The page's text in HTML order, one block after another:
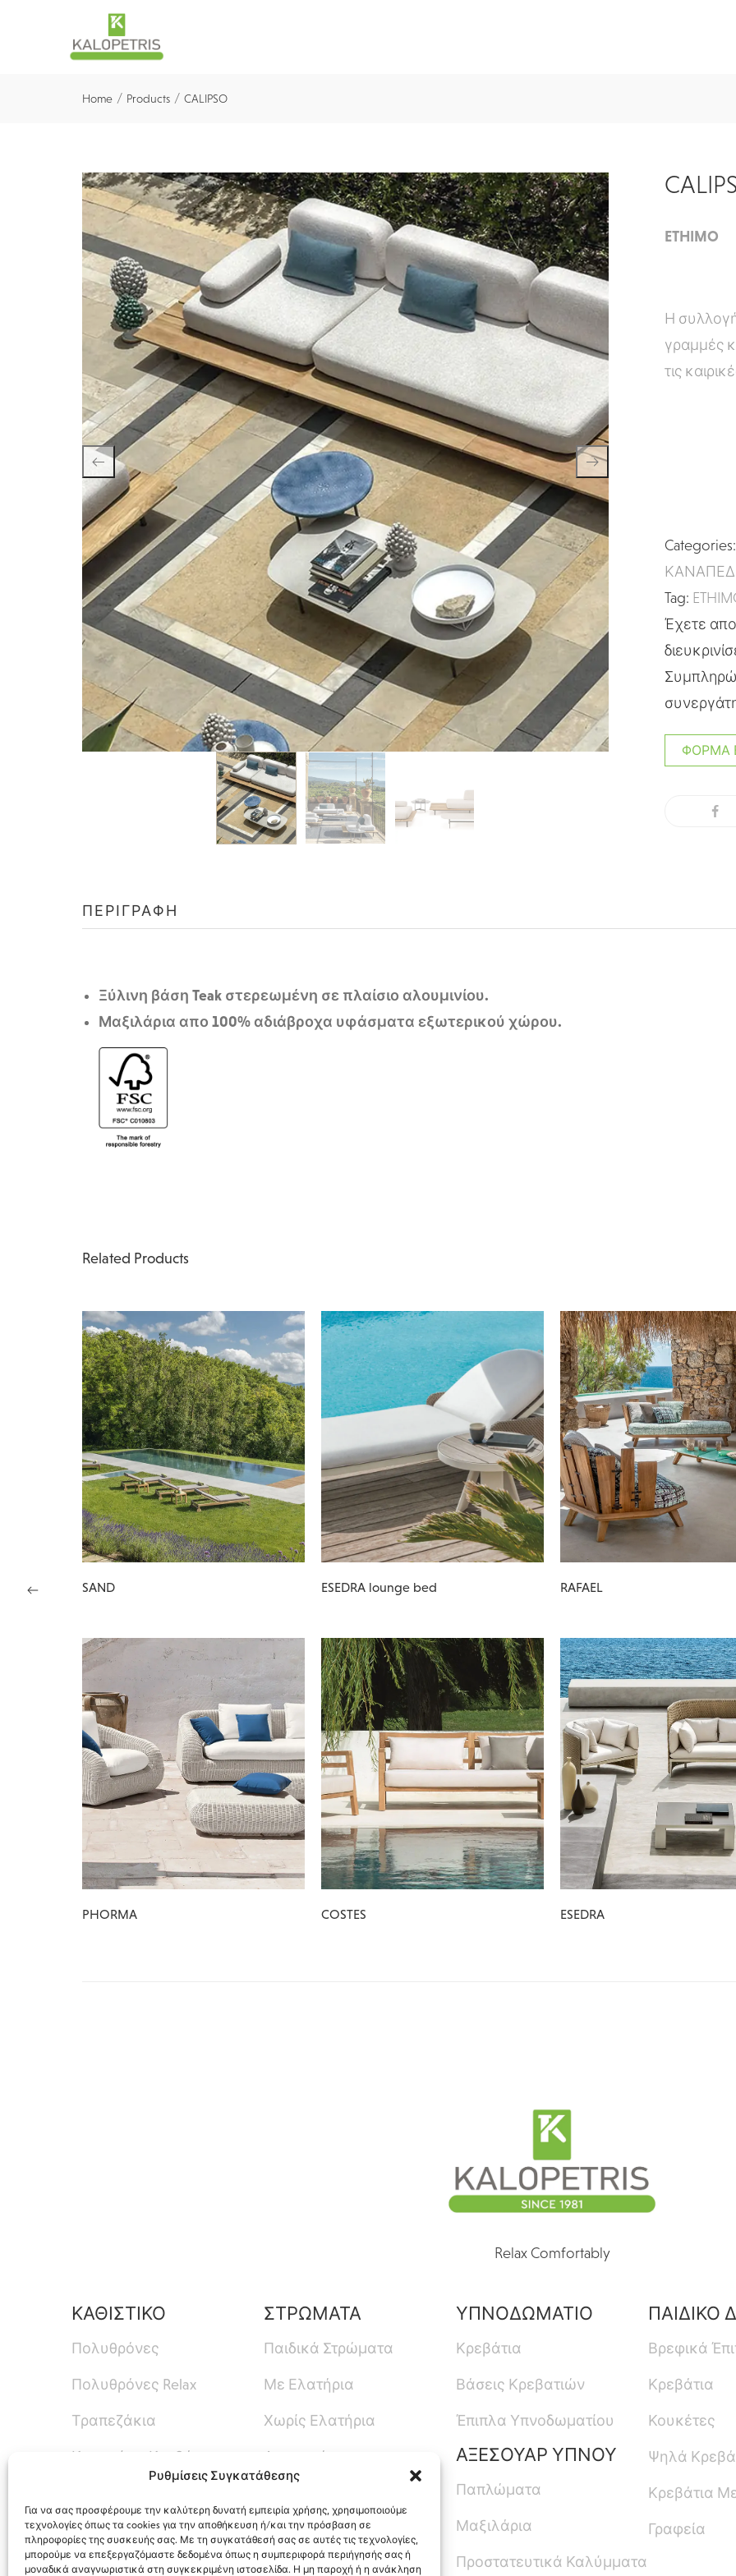
Ρυθμίσεις Συγκατάθεσης
Για να σας προσφέρουμε την καλύτερη δυνατή εμπειρία χρήσης, χρησιμοποιούμε
τεχνολογίες όπως τα cookies για την αποθήκευση ή/και την πρόσβαση σε
πληροφορίες της συσκευής σας. Με τη συγκατάθεσή σας σε αυτές τις τεχνολογίες,
μπορούμε να επεξεργαζόμαστε δεδομένα όπως η συμπεριφορά περιήγησής σας ή
μοναδικά αναγνωριστικά στη συγκεκριμένη ιστοσελίδα. Η μη παροχή ή η ανάκληση
Home / Products / CALIPSO
ETHIMO
Η συλλογή
γραμμές
τις
Categories:
Tag:
Έχετε
ΦΌΡΜΑ
ΠΕΡΙΓΡΑΦΉ
Ξύλινη βάση Teak στερεωμένη σε πλαίσιο αλουμινίου.
Μαξιλάρια απο 100% αδιάβροχα υφάσματα εξωτερικού χώρου.
Related Products
SAND ESEDRA lounge bed RAFAEL
PHORMA COSTES ESEDRA
Relax Comfortably
ΚΑΘΙΣΤΙΚΟ
Πολυθρόνες
Πολυθρόνες Relax
Τραπεζάκια
Καναπές – Κρεβάτι
ΣΤΡΩΜΑΤΑ
Παιδικά Στρώματα
Με Ελατήρια
Χωρίς Ελατήρια
Ανωστρώματα
ΥΠΝΟΔΩΜΑΤΙΟ
Κρεβάτια
Βάσεις Κρεβατιών
Έπιπλα Υπνοδωματίου
ΑΞΕΣΟΥΑΡ ΥΠΝΟΥ
Παπλώματα
Μαξιλάρια
Προστατευτικά Καλύμματα
ΠΑΙΔΙΚΟ
Βρεφικά
Κρεβάτια
Κουκέτες
Ψηλά
Κρεβάτια
Γραφεία